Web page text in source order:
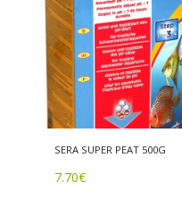
SERA SUPER PEAT 500G
7.70€